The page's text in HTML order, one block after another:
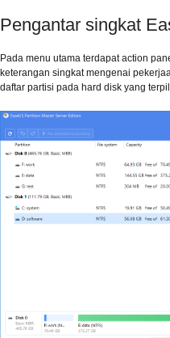
Pengantar singkat
Pada menu utama terdapat action
keterangan singkat mengenai
daftar partisi pada hard disk yang